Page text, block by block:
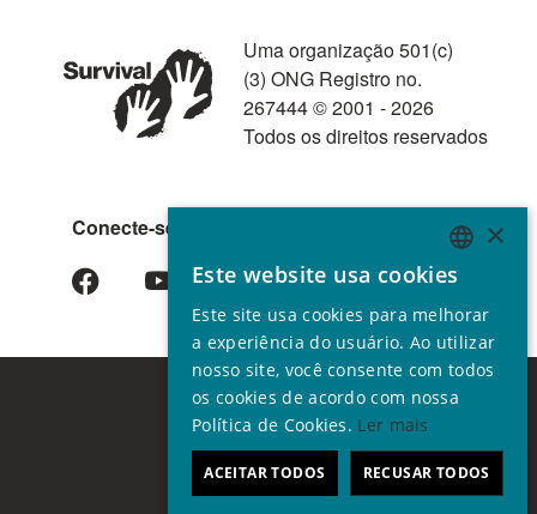
Conecte-se conosco
Uma organização 501(c)
(3) ONG Registro no.
267444 © 2001 - 2026
Todos os direitos reservados
ENGLISH
GERMAN
SPANISH
FRENCH
×
Este website usa cookies
Este site usa cookies para melhorar
a experiência do usuário. Ao utilizar
nosso site, você consente com todos
os cookies de acordo com nossa
Política de Cookies. Ler mais
ACEITAR TODOS RECUSAR TODOS